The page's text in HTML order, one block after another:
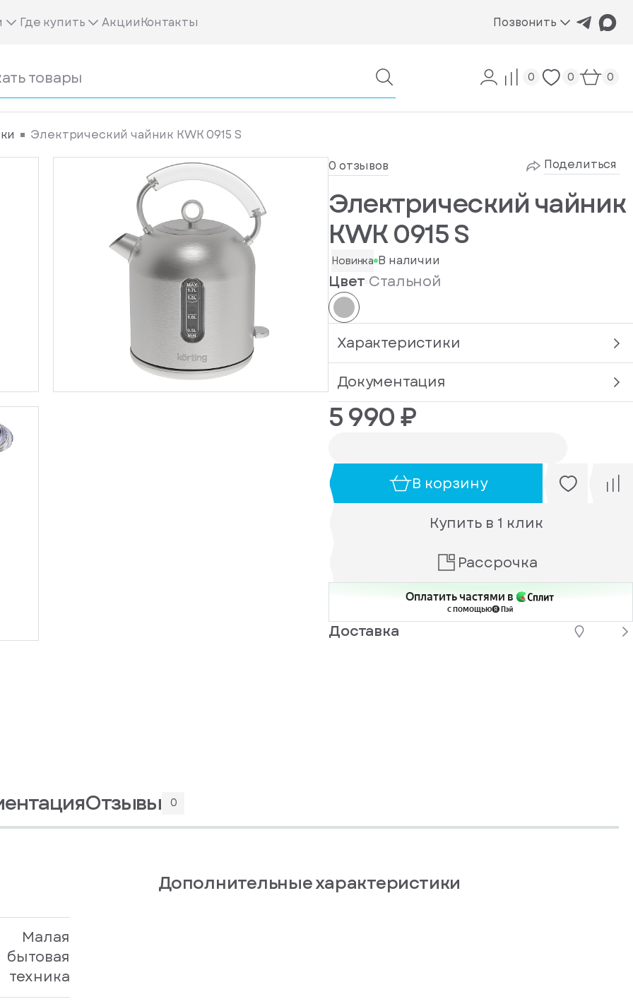
Где купить АкцииКонтакты Позвонить
0 0 0
Электрический чайник KWK 0915 S
0 отзывов
Поделиться
Электрический чайник
KWK 0915 S
Новинка В наличии
Цвет Стальной
Характеристики
Документация
5 990 ₽
В корзину
Купить в 1 клик
Рассрочка
Оплатить частями в
с помощью
Доставка
Отзывы 0
Малая
бытовая
техника
Дополнительные характеристики